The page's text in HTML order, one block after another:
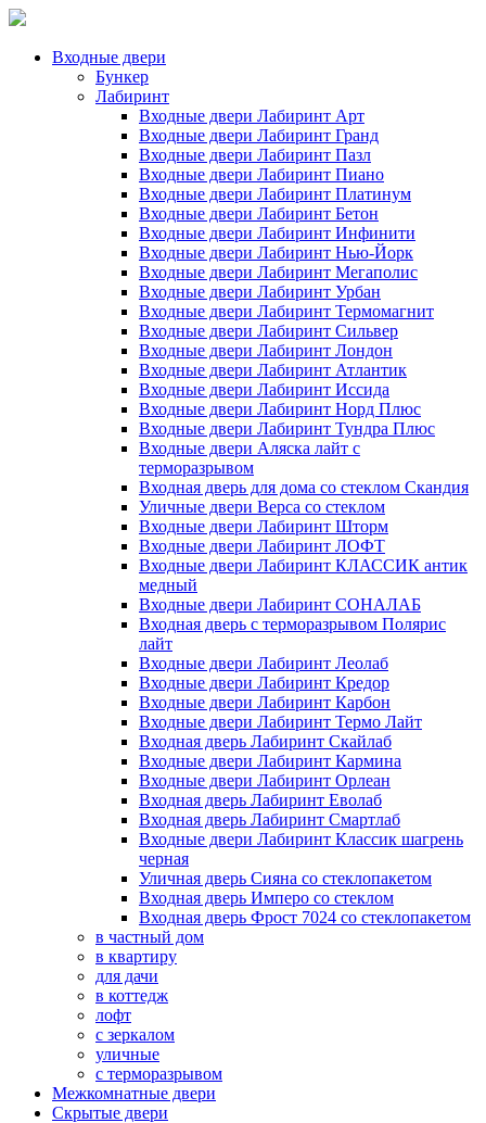
Входные двери
Бункер
Лабиринт
Входные двери Лабиринт Арт
Входные двери Лабиринт Гранд
Входные двери Лабиринт Пазл
Входные двери Лабиринт Пиано
Входные двери Лабиринт Платинум
Входные двери Лабиринт Бетон
Входные двери Лабиринт Инфинити
Входные двери Лабиринт Нью-Йорк
Входные двери Лабиринт Мегаполис
Входные двери Лабиринт Урбан
Входные двери Лабиринт Термомагнит
Входные двери Лабиринт Сильвер
Входные двери Лабиринт Лондон
Входные двери Лабиринт Атлантик
Входные двери Лабиринт Иссида
Входные двери Лабиринт Норд Плюс
Входные двери Лабиринт Тундра Плюс
Входные двери Аляска лайт с
терморазрывом
Входная дверь для дома со стеклом Скандия
Уличные двери Верса со стеклом
Входные двери Лабиринт Шторм
Входные двери Лабиринт ЛОФТ
Входные двери Лабиринт КЛАССИК антик
медный
Входные двери Лабиринт СОНАЛАБ
Входная дверь с терморазрывом Полярис
лайт
Входные двери Лабиринт Леолаб
Входные двери Лабиринт Кредор
Входные двери Лабиринт Карбон
Входные двери Лабиринт Термо Лайт
Входная дверь Лабиринт Скайлаб
Входные двери Лабиринт Кармина
Входные двери Лабиринт Орлеан
Входная дверь Лабиринт Еволаб
Входная дверь Лабиринт Смартлаб
Входные двери Лабиринт Классик шагрень
черная
Уличная дверь Сияна со стеклопакетом
Входная дверь Имперо со стеклом
Входная дверь Фрост 7024 со стеклопакетом
в частный дом
в квартиру
для дачи
в коттедж
лофт
с зеркалом
уличные
с терморазрывом
Межкомнатные двери
Скрытые двери